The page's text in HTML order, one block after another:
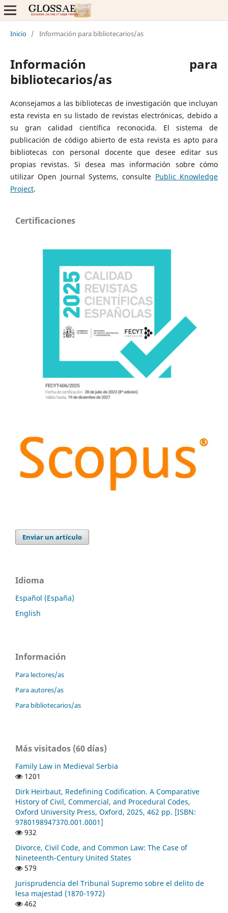
Inicio / Información para bibliotecarios/as
Información para
bibliotecarios/as
Aconsejamos a las bibliotecas de investigación que incluyan
esta revista en su listado de revistas electrónicas, debido a
su gran calidad científica reconocida. El sistema de
publicación de código abierto de esta revista es apto para
bibliotecas con personal docente que desee editar sus
propias revistas. Si desea mas información sobre cómo
utilizar Open Journal Systems, consulte Public Knowledge
Project.
Certificaciones
Enviar un artículo
Idioma
Español (España)
English
Información
Para lectores/as
Para autores/as
Para bibliotecarios/as
Más visitados (60 días)
Family Law in Medieval Serbia
1201
Dirk Heirbaut, Redefining Codification. A Comparative
History of Civil, Commercial, and Procedural Codes,
Oxford University Press, Oxford, 2025, 462 pp. [ISBN:
9780198947370.001.0001]
932
Divorce, Civil Code, and Common Law: The Case of
Nineteenth-Century United States
579
Jurisprudencia del Tribunal Supremo sobre el delito de
lesa majestad (1870-1972)
462